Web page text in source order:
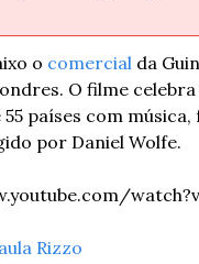
o comercial da
O filme
55 países com
por Daniel Wolfe.
Rizzo